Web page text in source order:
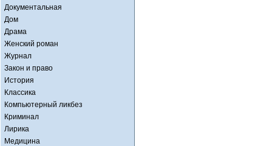
Документальная
Дом
Драма
Женский роман
Журнал
Закон и право
История
Классика
Компьютерный ликбез
Криминал
Лирика
Медицина